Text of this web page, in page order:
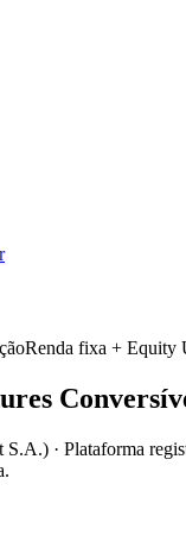
Renda fixa + Equity
· Plataforma